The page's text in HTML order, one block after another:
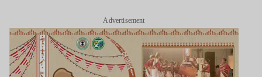
Advertisement